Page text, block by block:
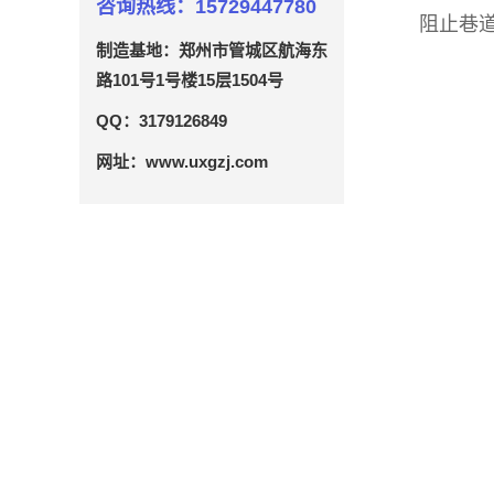
咨询热线：15729447780
制造基地：郑州市管城区航海东
路101号1号楼15层1504号
QQ：3179126849
网址：www.uxgzj.com
阻止巷